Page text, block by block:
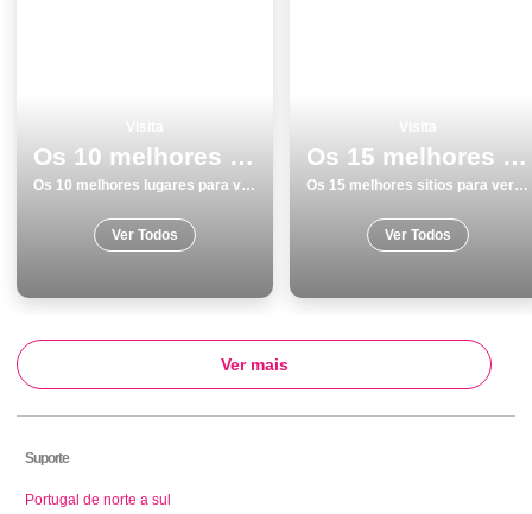
Os 10 melhores lugares para visitar em Viseu
Os 10 melhores lugares para visitar em Viseu
Ver Todos
Os 15 melhores sitios para ver e visitar em Vila do Conde
Os 15 melhores sitios para ver e visitar em Vila do Conde
Ver Todos
Ver mais
Suporte
Portugal de norte a sul